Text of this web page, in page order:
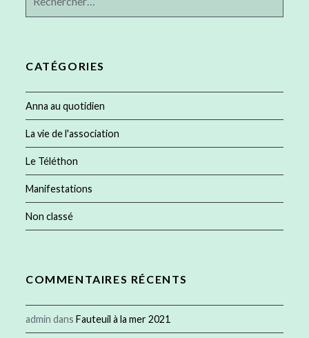
CATÉGORIES
Anna au quotidien
La vie de l'association
Le Téléthon
Manifestations
Non classé
COMMENTAIRES RÉCENTS
admin dansFauteuil à la mer 2021